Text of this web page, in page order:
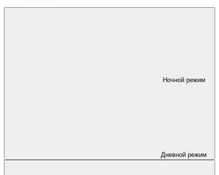
Ночной режим
Дневной режим